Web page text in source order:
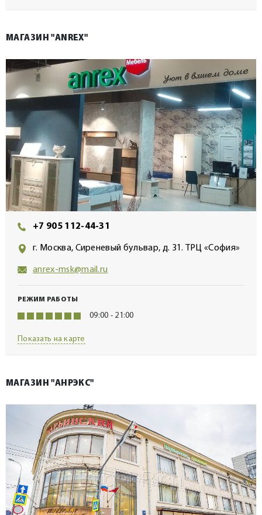
МАГАЗИН "ANREX"
+7 905 112-44-31
г. Москва, Сиреневый бульвар, д. 31. ТРЦ «София»
anrex-msk@mail.ru
РЕЖИМ РАБОТЫ
09:00 - 21:00
Показать на карте
МАГАЗИН "АНРЭКС"